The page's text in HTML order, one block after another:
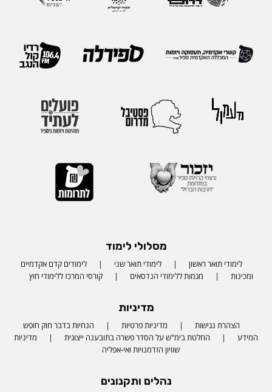
מסלולי לימוד
לימודי תואר ראשון לימודי תואר שני
לימודים קדם אקדמיים
ומכינות
מגמות ללימודי הנדסאים קורסי המרכז ללימודי חוץ
מדיניות
הצהרת נגישות מדיניות פרטיות
הנחיות בדבר חוק חופש
המידע
החלטת בימ"ש על הסדר פשרה בתובענה ייצוגית
מדיניות
שוויון הזדמנויות ואי-אפליה
נהלים ותקנונים